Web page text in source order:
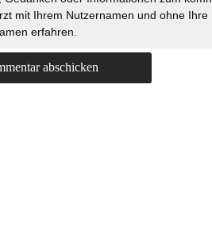
mit Ihrem Nutzernamen und ohne
erfahren.